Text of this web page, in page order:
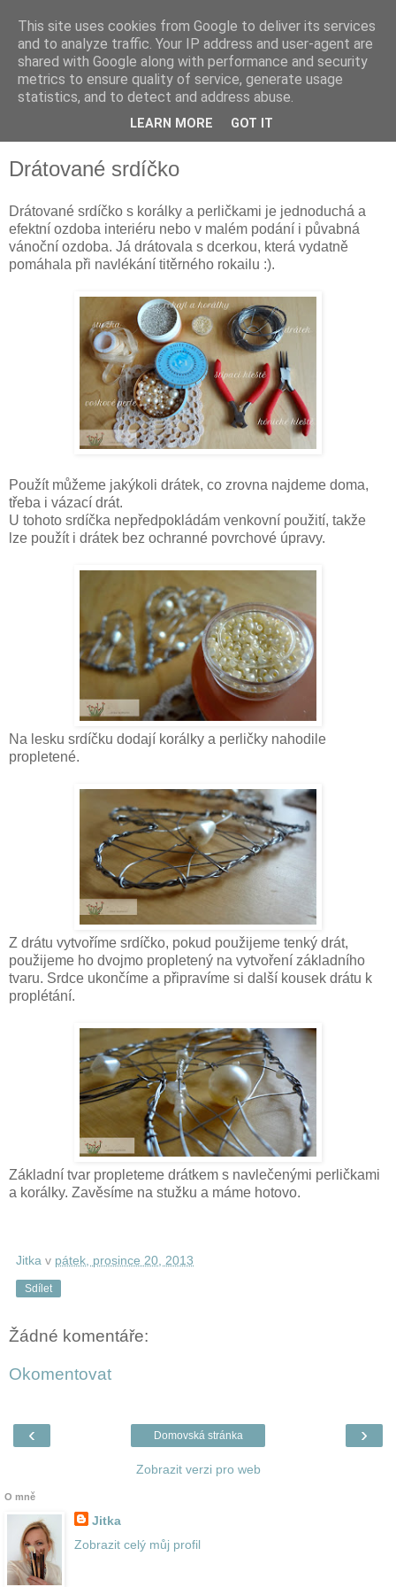
Drátované srdíčko
Drátované srdíčko s korálky a perličkami je jednoduchá a
efektní ozdoba interiéru nebo v malém podání i půvabná
vánoční ozdoba. Já drátovala s dcerkou, která vydatně
pomáhala při navlékání titěrného rokailu :).
Použít můžeme jakýkoli drátek, co zrovna najdeme doma,
třeba i vázací drát.
U tohoto srdíčka nepředpokládám venkovní použití, takže
lze použít i drátek bez ochranné povrchové úpravy.
Na lesku srdíčku dodají korálky a perličky nahodile
propletené.
Z drátu vytvoříme srdíčko, pokud použijeme tenký drát,
použijeme ho dvojmo propletený na vytvoření základního
tvaru. Srdce ukončíme a připravíme si další kousek drátu k
proplétání.
Základní tvar propleteme drátkem s navlečenými perličkami
a korálky. Zavěsíme na stužku a máme hotovo.
Jitka v pátek, prosince 20, 2013
Sdílet
Žádné komentáře:
Okomentovat
‹ ›
Domovská stránka
Zobrazit verzi pro web
O mně
Jitka
Zobrazit celý můj profil
This site uses cookies from Google to deliver its services
and to analyze traffic. Your IP address and user-agent are
shared with Google along with performance and security
metrics to ensure quality of service, generate usage
statistics, and to detect and address abuse.
LEARN MORE GOT IT